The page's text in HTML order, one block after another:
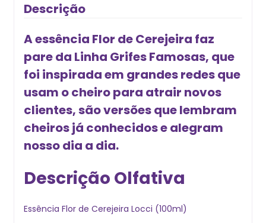
Descrição
A essência Flor de Cerejeira faz
pare da Linha Grifes Famosas, que
foi inspirada em grandes redes que
usam o cheiro para atrair novos
clientes, são versões que lembram
cheiros já conhecidos e alegram
nosso dia a dia.
Descrição Olfativa
Essência Flor de Cerejeira Locci (100ml)